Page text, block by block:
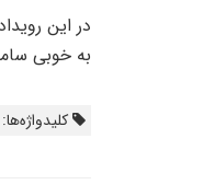
در این
به خوبی
کلیدواژه‌ها: